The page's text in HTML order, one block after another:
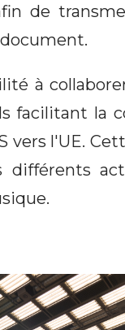
de
à
facilitant la
l'UE.
différents